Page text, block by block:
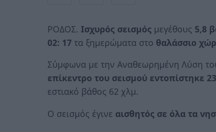
ΡΟΔΟΣ. Ισχυρός σεισμός μεγέθους 5,8
02: 17 τα ξημερώματα στο θαλάσσιο
Σύμφωνα με την Αναθεωρημένη Λύση
επίκεντρο του σεισμού εντοπίστηκε
εστιακό βάθος 62 χλμ.
Ο σεισμός έγινε αισθητός σε όλα τα